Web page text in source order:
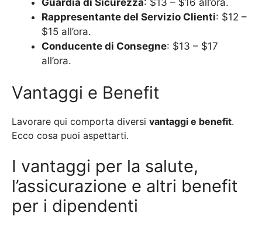
Rappresentante del Servizio Clienti: $12 –
$15 all’ora.
Conducente di Consegne: $13 – $17
all’ora.
Vantaggi e Benefit
Lavorare qui comporta diversi vantaggi e benefit.
Ecco cosa puoi aspettarti.
I vantaggi per la salute,
l’assicurazione e altri benefit
per i dipendenti